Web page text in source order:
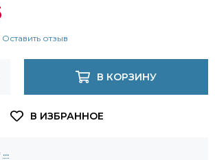
Оставить отзыв
В КОРЗИНУ
…